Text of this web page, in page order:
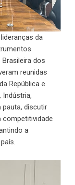
da
dos
reunidas
República e
Indústria,
pauta, discutir
a